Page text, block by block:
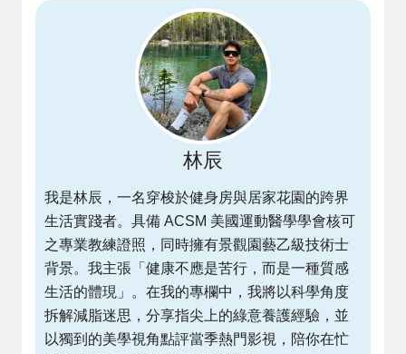
林辰
我是林辰，一名穿梭於健身房與居家花園的跨界
生活實踐者。具備 ACSM 美國運動醫學學會核可
之專業教練證照，同時擁有景觀園藝乙級技術士
背景。我主張「健康不應是苦行，而是一種質感
生活的體現」。在我的專欄中，我將以科學角度
拆解減脂迷思，分享指尖上的綠意養護經驗，並
以獨到的美學視角點評當季熱門影視，陪你在忙